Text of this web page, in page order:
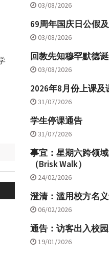
03/08/2026
69周年国庆日公假
03/08/2026
回教先知穆罕默德
03/08/2026
2026年8月份上课
31/07/2026
学生停课通告
31/07/2026
事宜：星期六跨领
（Brisk Walk）
24/02/2026
澄清：滥用校方名
06/02/2026
通告：访客出入校
19/01/2026